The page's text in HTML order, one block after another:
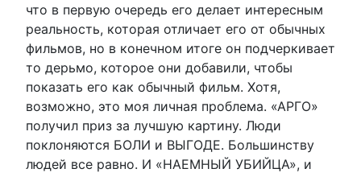
что в первую очередь его делает интересным
реальность, которая отличает его от обычных
фильмов, но в конечном итоге он подчеркивает
то дерьмо, которое они добавили, чтобы
показать его как обычный фильм. Хотя,
возможно, это моя личная проблема. «АРГО»
получил приз за лучшую картину. Люди
поклоняются БОЛИ и ВЫГОДЕ. Большинству
людей все равно. И «НАЕМНЫЙ УБИЙЦА», и